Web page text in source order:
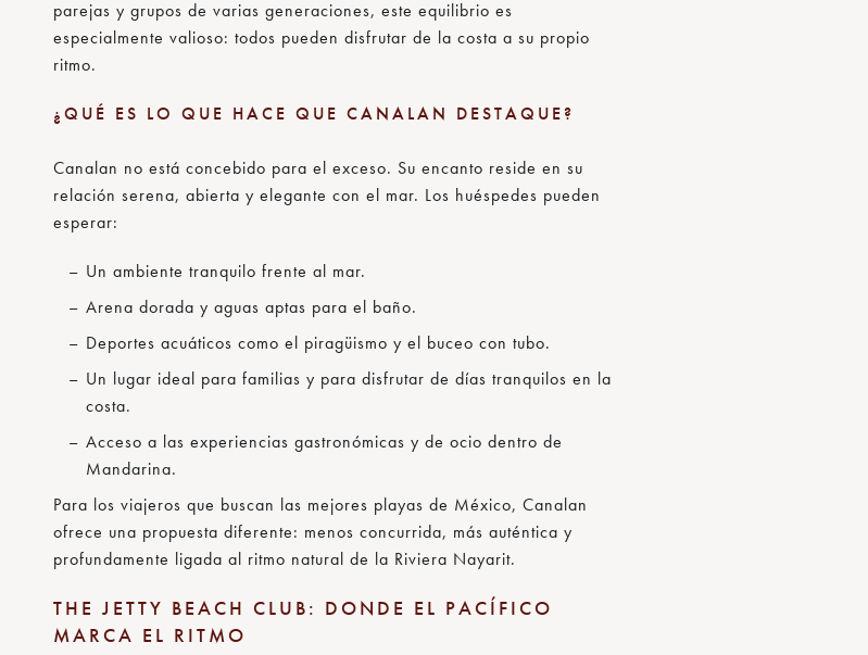
parejas y grupos de varias generaciones, este equilibrio es
especialmente valioso: todos pueden disfrutar de la costa a su propio
ritmo.
¿QUÉ ES LO QUE HACE QUE CANALAN DESTAQUE?
Canalan no está concebido para el exceso. Su encanto reside en su
relación serena, abierta y elegante con el mar. Los huéspedes pueden
esperar:
Un ambiente tranquilo frente al mar.
Arena dorada y aguas aptas para el baño.
Deportes acuáticos como el piragüismo y el buceo con tubo.
Un lugar ideal para familias y para disfrutar de días tranquilos en la
costa.
Acceso a las experiencias gastronómicas y de ocio dentro de
Mandarina.
Para los viajeros que buscan las mejores playas de México, Canalan
ofrece una propuesta diferente: menos concurrida, más auténtica y
profundamente ligada al ritmo natural de la Riviera Nayarit.
THE JETTY BEACH CLUB: DONDE EL PACÍFICO
MARCA EL RITMO